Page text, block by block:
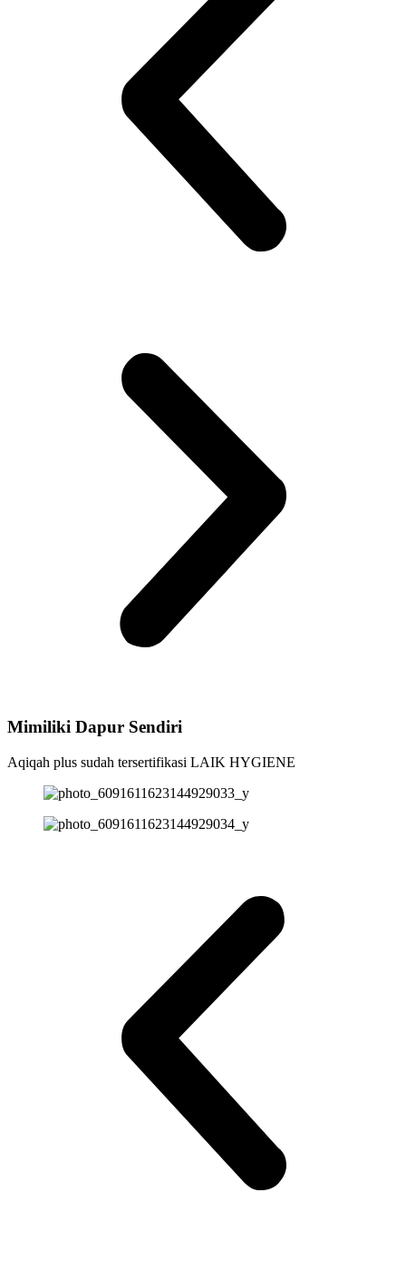
Mimiliki Dapur Sendiri
Aqiqah plus sudah tersertifikasi LAIK HYGIENE